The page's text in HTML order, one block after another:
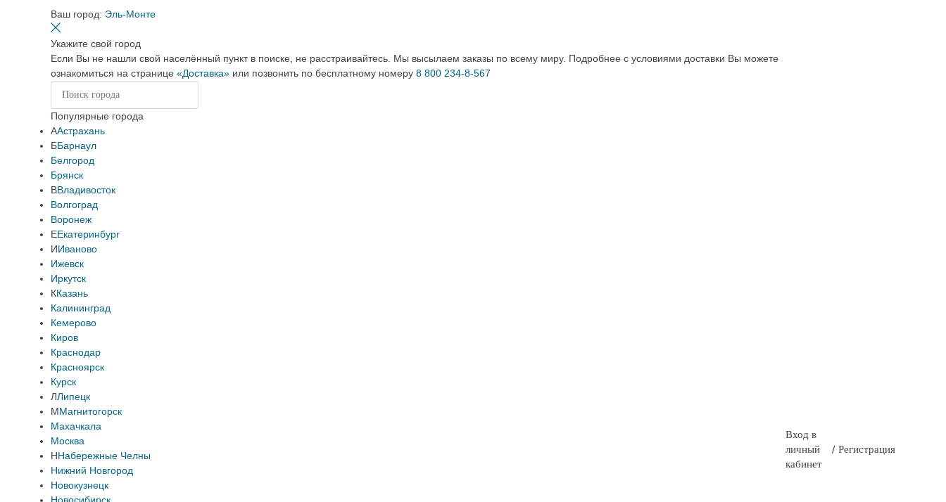
Ваш город: Эль-Монте
Укажите свой город
Если Вы не нашли свой населённый пункт в поиске, не расстраивайтесь. Мы высылаем заказы по всему миру. Подробнее с условиями доставки Вы можете
ознакомиться на странице «Доставка» или позвонить по бесплатному номеру 8 800 234-8-567
Популярные города
ААстрахань
ББарнаул
Белгород
Брянск
ВВладивосток
Волгоград
Воронеж
ЕЕкатеринбург
ИИваново
Ижевск
Иркутск
ККазань
Калининград
Кемерово
Киров
Краснодар
Красноярск
Курск
ЛЛипецк
ММагнитогорск
Махачкала
Москва
ННабережные Челны
Нижний Новгород
Новокузнецк
Вход в
личный
кабинет
/ Регистрация